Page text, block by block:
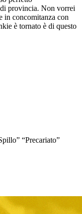
provincia. Non vorrei
in concomitanza con
è tornato è di questo
“Precariato”